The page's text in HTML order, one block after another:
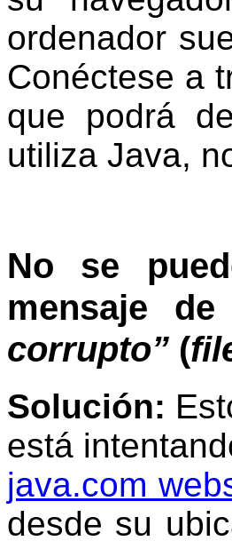
ordenador
Conéctese a
que podrá
utiliza Java,
No se
mensaje
corrupto” (
Solución:
está
java.com
desde su